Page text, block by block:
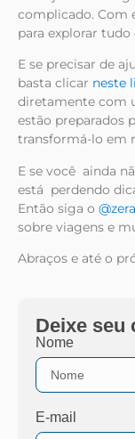
complicado. Com
para explorar
E se precisar de
basta clicar neste
diretamente com
estão preparados
transformá-lo em
E se você ainda
está perdendo
Então siga o
sobre viagens e
Abraços e até o
Deixe seu
Nome
E-mail